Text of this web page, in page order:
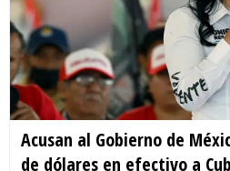
Acusan al Gobierno de
de dólares en efectivo a